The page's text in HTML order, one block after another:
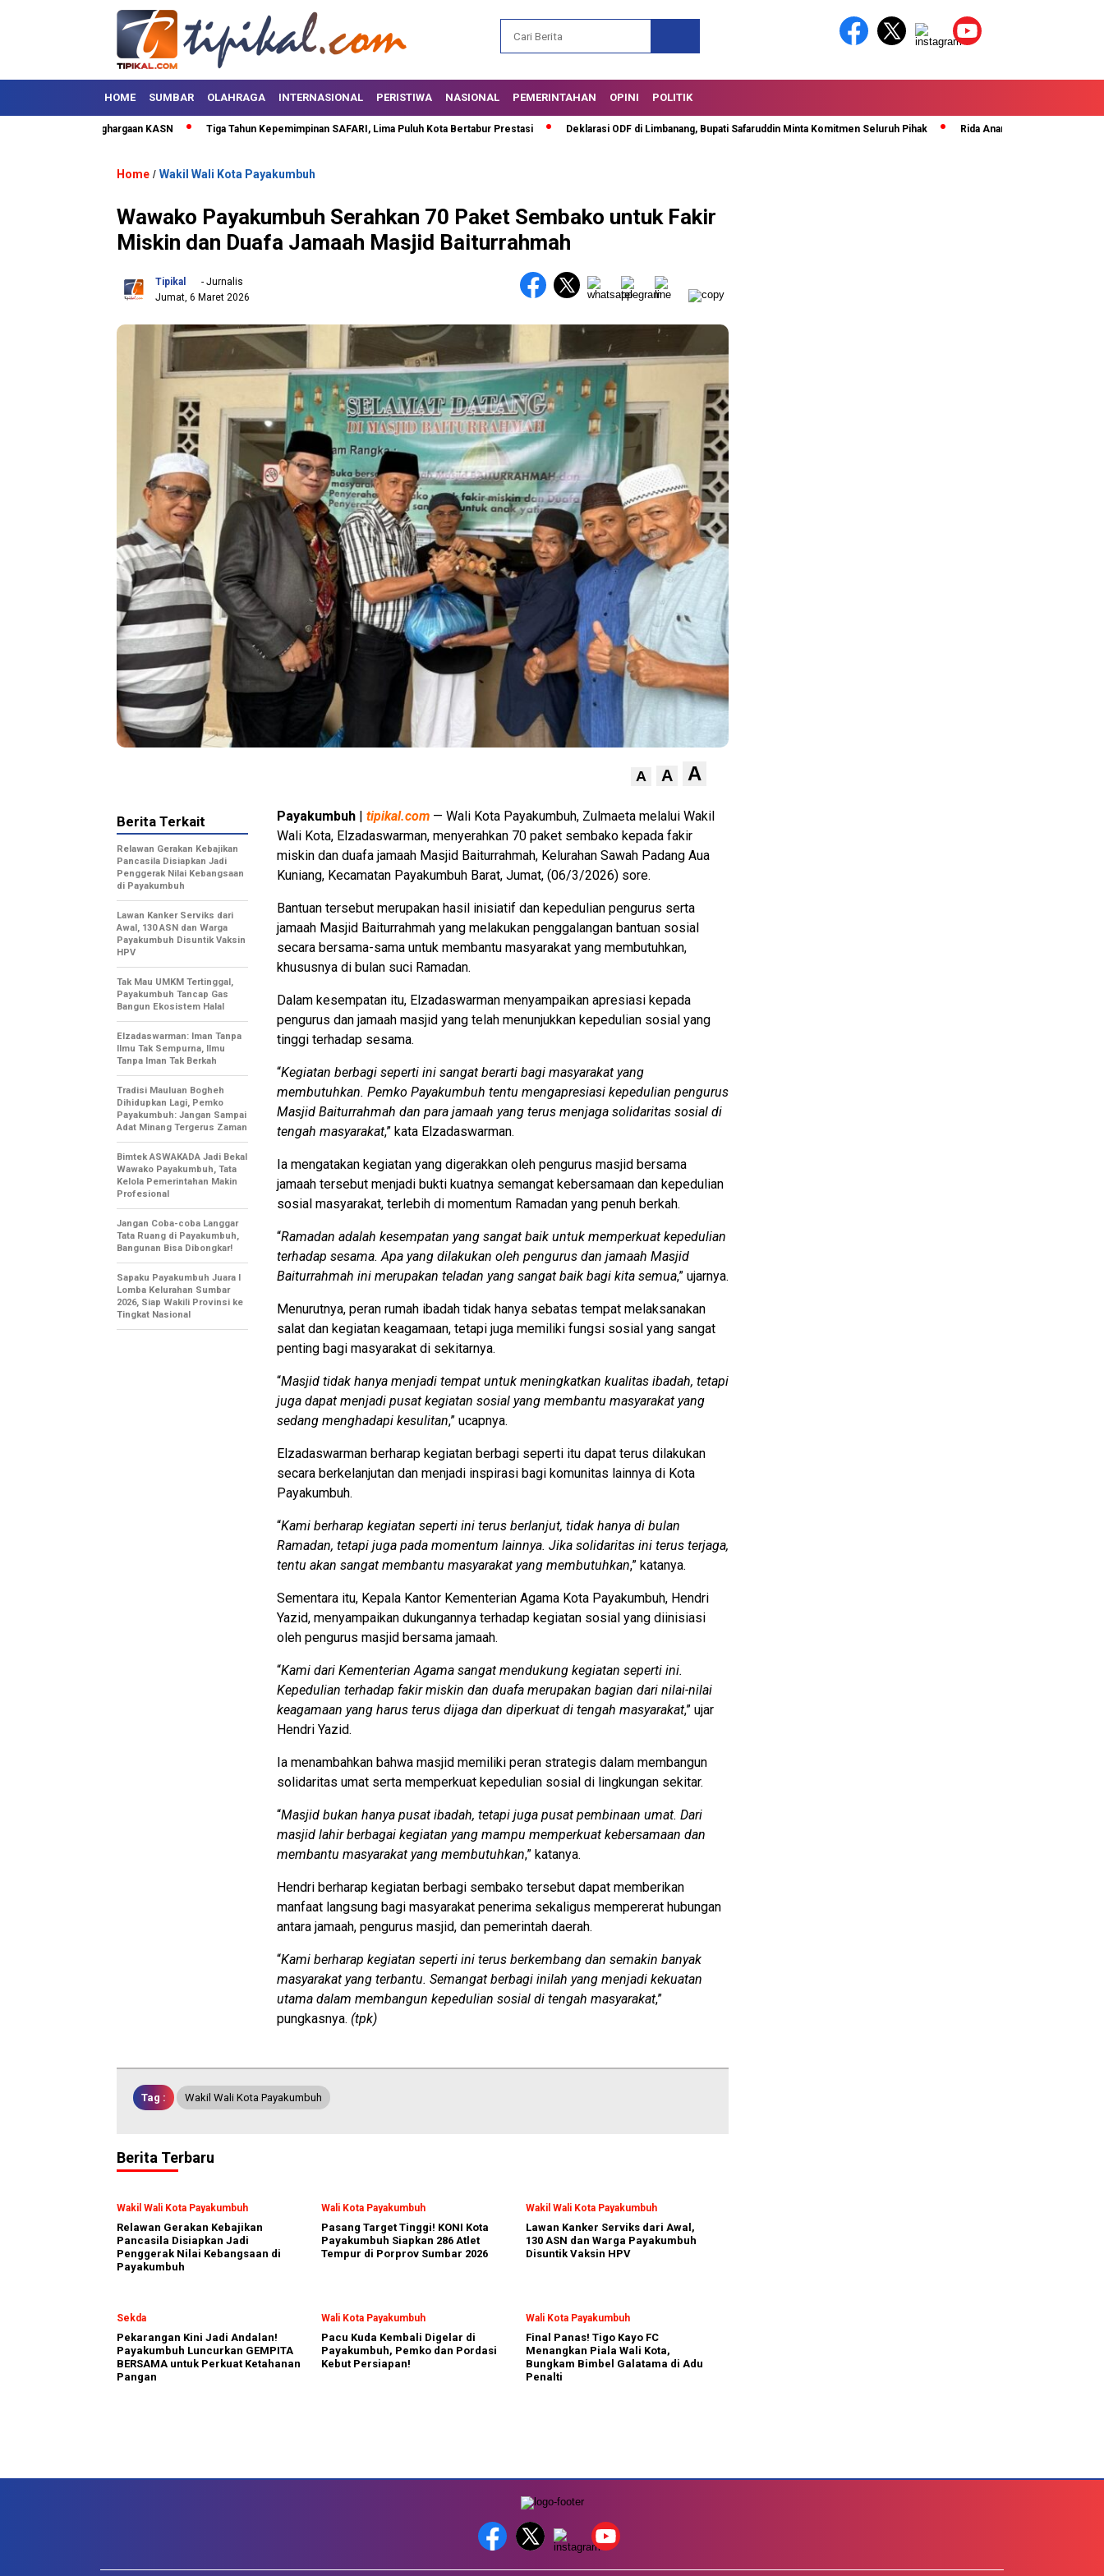
HOME SUMBAR OLAHRAGA INTERNASIONAL PERISTIWA NASIONAL PEMERINTAHAN OPINI POLITIK
Penghargaan KASN Tiga Tahun Kepemimpinan SAFARI, Lima Puluh Kota Bertabur Prestasi Deklarasi ODF di Limbanang, Bupati Safaruddin Minta Komitmen Seluruh Pihak Rida Ananda Di Kukuhkan Sebagai
Home / Wakil Wali Kota Payakumbuh
Wawako Payakumbuh Serahkan 70 Paket Sembako untuk Fakir
Miskin dan Duafa Jamaah Masjid Baiturrahmah
Tipikal
- Jurnalis
Jumat, 6 Maret 2026
A A A
Payakumbuh | tipikal.com — Wali Kota Payakumbuh, Zulmaeta melalui Wakil
Wali Kota, Elzadaswarman, menyerahkan 70 paket sembako kepada fakir
miskin dan duafa jamaah Masjid Baiturrahmah, Kelurahan Sawah Padang Aua
Kuniang, Kecamatan Payakumbuh Barat, Jumat, (06/3/2026) sore.
Bantuan tersebut merupakan hasil inisiatif dan kepedulian pengurus serta
jamaah Masjid Baiturrahmah yang melakukan penggalangan bantuan sosial
secara bersama-sama untuk membantu masyarakat yang membutuhkan,
khususnya di bulan suci Ramadan.
Dalam kesempatan itu, Elzadaswarman menyampaikan apresiasi kepada
pengurus dan jamaah masjid yang telah menunjukkan kepedulian sosial yang
tinggi terhadap sesama.
“Kegiatan berbagi seperti ini sangat berarti bagi masyarakat yang
membutuhkan. Pemko Payakumbuh tentu mengapresiasi kepedulian pengurus
Masjid Baiturrahmah dan para jamaah yang terus menjaga solidaritas sosial di
tengah masyarakat,” kata Elzadaswarman.
Ia mengatakan kegiatan yang digerakkan oleh pengurus masjid bersama
jamaah tersebut menjadi bukti kuatnya semangat kebersamaan dan kepedulian
sosial masyarakat, terlebih di momentum Ramadan yang penuh berkah.
“Ramadan adalah kesempatan yang sangat baik untuk memperkuat kepedulian
terhadap sesama. Apa yang dilakukan oleh pengurus dan jamaah Masjid
Baiturrahmah ini merupakan teladan yang sangat baik bagi kita semua,” ujarnya.
Menurutnya, peran rumah ibadah tidak hanya sebatas tempat melaksanakan
salat dan kegiatan keagamaan, tetapi juga memiliki fungsi sosial yang sangat
penting bagi masyarakat di sekitarnya.
“Masjid tidak hanya menjadi tempat untuk meningkatkan kualitas ibadah, tetapi
juga dapat menjadi pusat kegiatan sosial yang membantu masyarakat yang
sedang menghadapi kesulitan,” ucapnya.
Elzadaswarman berharap kegiatan berbagi seperti itu dapat terus dilakukan
secara berkelanjutan dan menjadi inspirasi bagi komunitas lainnya di Kota
Payakumbuh.
“Kami berharap kegiatan seperti ini terus berlanjut, tidak hanya di bulan
Ramadan, tetapi juga pada momentum lainnya. Jika solidaritas ini terus terjaga,
tentu akan sangat membantu masyarakat yang membutuhkan,” katanya.
Sementara itu, Kepala Kantor Kementerian Agama Kota Payakumbuh, Hendri
Yazid, menyampaikan dukungannya terhadap kegiatan sosial yang diinisiasi
oleh pengurus masjid bersama jamaah.
“Kami dari Kementerian Agama sangat mendukung kegiatan seperti ini.
Kepedulian terhadap fakir miskin dan duafa merupakan bagian dari nilai-nilai
keagamaan yang harus terus dijaga dan diperkuat di tengah masyarakat,” ujar
Hendri Yazid.
Ia menambahkan bahwa masjid memiliki peran strategis dalam membangun
solidaritas umat serta memperkuat kepedulian sosial di lingkungan sekitar.
“Masjid bukan hanya pusat ibadah, tetapi juga pusat pembinaan umat. Dari
masjid lahir berbagai kegiatan yang mampu memperkuat kebersamaan dan
membantu masyarakat yang membutuhkan,” katanya.
Hendri berharap kegiatan berbagi sembako tersebut dapat memberikan
manfaat langsung bagi masyarakat penerima sekaligus mempererat hubungan
antara jamaah, pengurus masjid, dan pemerintah daerah.
“Kami berharap kegiatan seperti ini terus berkembang dan semakin banyak
masyarakat yang terbantu. Semangat berbagi inilah yang menjadi kekuatan
utama dalam membangun kepedulian sosial di tengah masyarakat,”
pungkasnya. (tpk)
Berita Terkait
Relawan Gerakan Kebajikan
Pancasila Disiapkan Jadi
Penggerak Nilai Kebangsaan
di Payakumbuh
Lawan Kanker Serviks dari
Awal, 130 ASN dan Warga
Payakumbuh Disuntik Vaksin
HPV
Tak Mau UMKM Tertinggal,
Payakumbuh Tancap Gas
Bangun Ekosistem Halal
Elzadaswarman: Iman Tanpa
Ilmu Tak Sempurna, Ilmu
Tanpa Iman Tak Berkah
Tradisi Mauluan Bogheh
Dihidupkan Lagi, Pemko
Payakumbuh: Jangan Sampai
Adat Minang Tergerus Zaman
Bimtek ASWAKADA Jadi Bekal
Wawako Payakumbuh, Tata
Kelola Pemerintahan Makin
Profesional
Jangan Coba-coba Langgar
Tata Ruang di Payakumbuh,
Bangunan Bisa Dibongkar!
Sapaku Payakumbuh Juara I
Lomba Kelurahan Sumbar
2026, Siap Wakili Provinsi ke
Tingkat Nasional
Tag : Wakil Wali Kota Payakumbuh
Berita Terbaru
Wakil Wali Kota Payakumbuh
Relawan Gerakan Kebajikan
Pancasila Disiapkan Jadi
Penggerak Nilai Kebangsaan di
Payakumbuh
Wali Kota Payakumbuh
Pasang Target Tinggi! KONI Kota
Payakumbuh Siapkan 286 Atlet
Tempur di Porprov Sumbar 2026
Wakil Wali Kota Payakumbuh
Lawan Kanker Serviks dari Awal,
130 ASN dan Warga Payakumbuh
Disuntik Vaksin HPV
Sekda
Pekarangan Kini Jadi Andalan!
Payakumbuh Luncurkan GEMPITA
BERSAMA untuk Perkuat Ketahanan
Pangan
Wali Kota Payakumbuh
Pacu Kuda Kembali Digelar di
Payakumbuh, Pemko dan Pordasi
Kebut Persiapan!
Wali Kota Payakumbuh
Final Panas! Tigo Kayo FC
Menangkan Piala Wali Kota,
Bungkam Bimbel Galatama di Adu
Penalti